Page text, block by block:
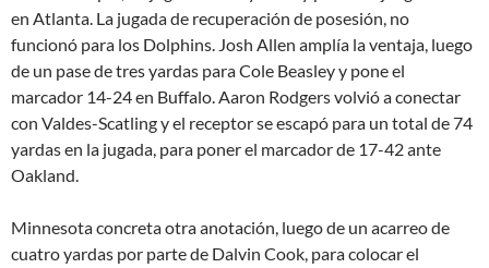
en Atlanta. La jugada de recuperación de posesión, no
funcionó para los Dolphins. Josh Allen amplía la ventaja, luego
de un pase de tres yardas para Cole Beasley y pone el
marcador 14-24 en Buffalo. Aaron Rodgers volvió a conectar
con Valdes-Scatling y el receptor se escapó para un total de 74
yardas en la jugada, para poner el marcador de 17-42 ante
Oakland.
Minnesota concreta otra anotación, luego de un acarreo de
cuatro yardas por parte de Dalvin Cook, para colocar el